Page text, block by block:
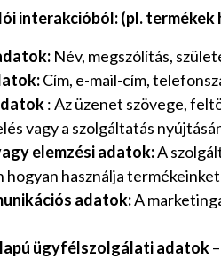
interakcióból: (pl.
Név, megszólítás,
Cím, e-mail-cím,
: Az üzenet szövege,
vagy a szolgáltatás
elemzési adatok:A
hogyan használja
adatok:A
ügyfélszolgálati adatok